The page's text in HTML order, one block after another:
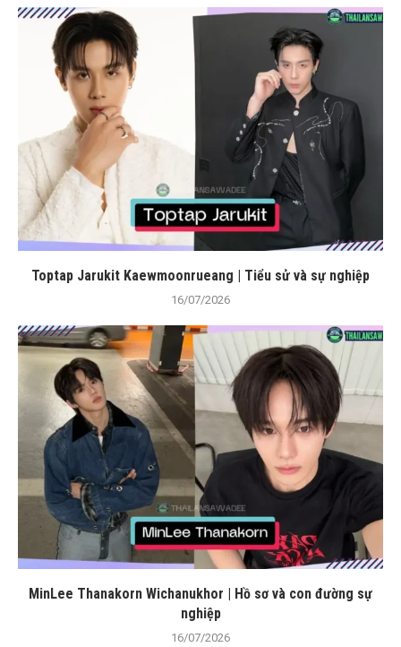
Toptap Jarukit Kaewmoonrueang | Tiểu sử và sự nghiệp
16/07/2026
MinLee Thanakorn Wichanukhor | Hồ sơ và con đường sự
nghiệp
16/07/2026